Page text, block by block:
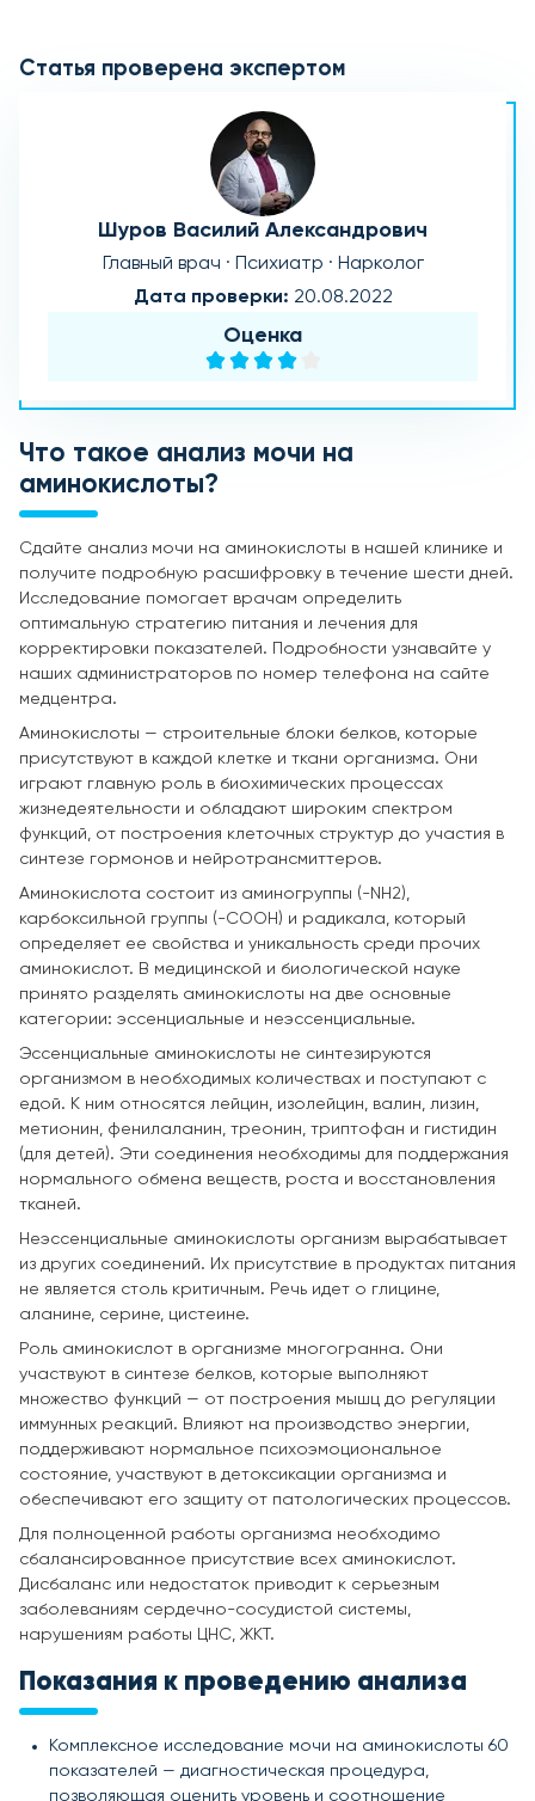
Статья проверена экспертом
Шуров Василий Александрович
Главный врач · Психиатр · Нарколог
Дата проверки: 20.08.2022
Оценка
Что такое анализ мочи на
аминокислоты?
Сдайте анализ мочи на аминокислоты в нашей клинике и
получите подробную расшифровку в течение шести дней.
Исследование помогает врачам определить
оптимальную стратегию питания и лечения для
корректировки показателей. Подробности узнавайте у
наших администраторов по номер телефона на сайте
медцентра.
Аминокислоты — строительные блоки белков, которые
присутствуют в каждой клетке и ткани организма. Они
играют главную роль в биохимических процессах
жизнедеятельности и обладают широким спектром
функций, от построения клеточных структур до участия в
синтезе гормонов и нейротрансмиттеров.
Аминокислота состоит из аминогруппы (-NH2),
карбоксильной группы (-COOH) и радикала, который
определяет ее свойства и уникальность среди прочих
аминокислот. В медицинской и биологической науке
принято разделять аминокислоты на две основные
категории: эссенциальные и неэссенциальные.
Эссенциальные аминокислоты не синтезируются
организмом в необходимых количествах и поступают с
едой. К ним относятся лейцин, изолейцин, валин, лизин,
метионин, фенилаланин, треонин, триптофан и гистидин
(для детей). Эти соединения необходимы для поддержания
нормального обмена веществ, роста и восстановления
тканей.
Неэссенциальные аминокислоты организм вырабатывает
из других соединений. Их присутствие в продуктах питания
не является столь критичным. Речь идет о глицине,
аланине, серине, цистеине.
Роль аминокислот в организме многогранна. Они
участвуют в синтезе белков, которые выполняют
множество функций — от построения мышц до регуляции
иммунных реакций. Влияют на производство энергии,
поддерживают нормальное психоэмоциональное
состояние, участвуют в детоксикации организма и
обеспечивают его защиту от патологических процессов.
Для полноценной работы организма необходимо
сбалансированное присутствие всех аминокислот.
Дисбаланс или недостаток приводит к серьезным
заболеваниям сердечно-сосудистой системы,
нарушениям работы ЦНС, ЖКТ.
Показания к проведению анализа
Комплексное исследование мочи на аминокислоты 60
показателей — диагностическая процедура,
позволяющая оценить уровень и соотношение